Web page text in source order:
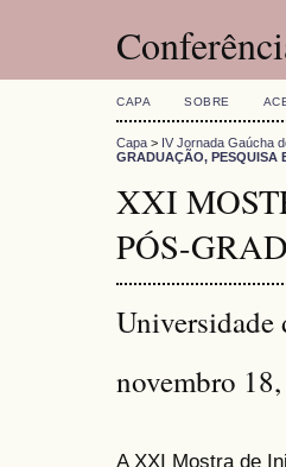
CAPA SOBRE
Capa > IV Jornada Gaúcha
GRADUAÇÃO, PESQUISA
XXI
PÓS-
Universidade
novembro
A XXI Mostra de